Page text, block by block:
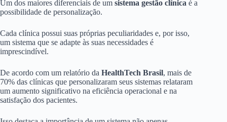
Um dos maiores diferenciais de um sistema gestão clínica é a
possibilidade de personalização.
Cada clínica possui suas próprias peculiaridades e, por isso,
um sistema que se adapte às suas necessidades é
imprescindível.
De acordo com um relatório da HealthTech Brasil, mais de
70% das clínicas que personalizaram seus sistemas relataram
um aumento significativo na eficiência operacional e na
satisfação dos pacientes.